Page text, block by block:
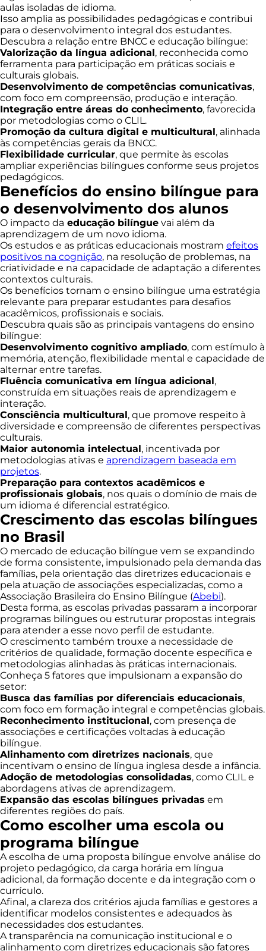
aulas isoladas de idioma.
Isso amplia as possibilidades pedagógicas e contribui
para o desenvolvimento integral dos estudantes.
Descubra a relação entre BNCC e educação bilíngue:
Valorização da língua adicional, reconhecida como
ferramenta para participação em práticas sociais e
culturais globais.
Desenvolvimento de competências comunicativas,
com foco em compreensão, produção e interação.
Integração entre áreas do conhecimento, favorecida
por metodologias como o CLIL.
Promoção da cultura digital e multicultural, alinhada
às competências gerais da BNCC.
Flexibilidade curricular, que permite às escolas
ampliar experiências bilíngues conforme seus projetos
pedagógicos.
Benefícios do ensino bilíngue para
o desenvolvimento dos alunos
O impacto da educação bilíngue vai além da
aprendizagem de um novo idioma.
Os estudos e as práticas educacionais mostram efeitos
positivos na cognição, na resolução de problemas, na
criatividade e na capacidade de adaptação a diferentes
contextos culturais.
Os benefícios tornam o ensino bilíngue uma estratégia
relevante para preparar estudantes para desafios
acadêmicos, profissionais e sociais.
Descubra quais são as principais vantagens do ensino
bilíngue:
Desenvolvimento cognitivo ampliado, com estímulo à
memória, atenção, flexibilidade mental e capacidade de
alternar entre tarefas.
Fluência comunicativa em língua adicional,
construída em situações reais de aprendizagem e
interação.
Consciência multicultural, que promove respeito à
diversidade e compreensão de diferentes perspectivas
culturais.
Maior autonomia intelectual, incentivada por
metodologias ativas e aprendizagem baseada em
projetos.
Preparação para contextos acadêmicos e
profissionais globais, nos quais o domínio de mais de
um idioma é diferencial estratégico.
Crescimento das escolas bilíngues
no Brasil
O mercado de educação bilíngue vem se expandindo
de forma consistente, impulsionado pela demanda das
famílias, pela orientação das diretrizes educacionais e
pela atuação de associações especializadas, como a
Associação Brasileira do Ensino Bilíngue (Abebi).
Desta forma, as escolas privadas passaram a incorporar
programas bilíngues ou estruturar propostas integrais
para atender a esse novo perfil de estudante.
O crescimento também trouxe a necessidade de
critérios de qualidade, formação docente específica e
metodologias alinhadas às práticas internacionais.
Conheça 5 fatores que impulsionam a expansão do
setor:
Busca das famílias por diferenciais educacionais,
com foco em formação integral e competências globais.
Reconhecimento institucional, com presença de
associações e certificações voltadas à educação
bilíngue.
Alinhamento com diretrizes nacionais, que
incentivam o ensino de língua inglesa desde a infância.
Adoção de metodologias consolidadas, como CLIL e
abordagens ativas de aprendizagem.
Expansão das escolas bilíngues privadas em
diferentes regiões do país.
Como escolher uma escola ou
programa bilíngue
A escolha de uma proposta bilíngue envolve análise do
projeto pedagógico, da carga horária em língua
adicional, da formação docente e da integração com o
currículo.
Afinal, a clareza dos critérios ajuda famílias e gestores a
identificar modelos consistentes e adequados às
necessidades dos estudantes.
A transparência na comunicação institucional e o
alinhamento com diretrizes educacionais são fatores